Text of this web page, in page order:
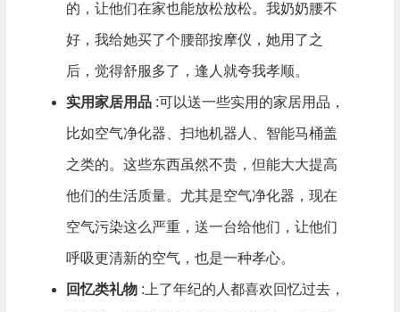
的，让他们在家也能放松放松。我奶奶腰不
好，我给她买了个腰部按摩仪，她用了之
后，觉得舒服多了，逢人就夸我孝顺。
实用家居用品 :可以送一些实用的家居用品，
比如空气净化器、扫地机器人、智能马桶盖
之类的。这些东西虽然不贵，但能大大提高
他们的生活质量。尤其是空气净化器，现在
空气污染这么严重，送一台给他们，让他们
呼吸更清新的空气，也是一种孝心。
回忆类礼物 :上了年纪的人都喜欢回忆过去，